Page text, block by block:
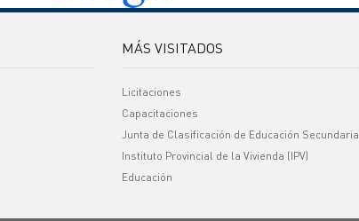
MÁS VISITADOS
Licitaciones
Capacitaciones
Junta de Clasificación de Educación Secundaria
Instituto Provincial de la Vivienda (IPV)
Educación